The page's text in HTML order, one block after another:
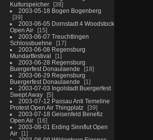
Kulturspeicher
38
2003-05-18 Bogen Bogenberg
39
2003-06-05 Dornstadt 4 Woodstock
Open Air
15
2003-06-07 Treuchtlingen
Schlossbuehne
17
2003-06-08 Regensburg
Mundartfestival
1
2003-06-28 Regensburg
Buergerfest Donaulaende
18
2003-06-29 Regensburg
Buergerfest Donaulaende
1
2003-07-03 Ingolstadt Buergerfest
Swept Away
5
2003-07-12 Passau Anti Temeline
Protest Open Air Thingplatz
39
2003-07-18 Geisenfeld Benefiz
Open Air
16
2003-08-01 Erding Sinnflut Open
Air
1